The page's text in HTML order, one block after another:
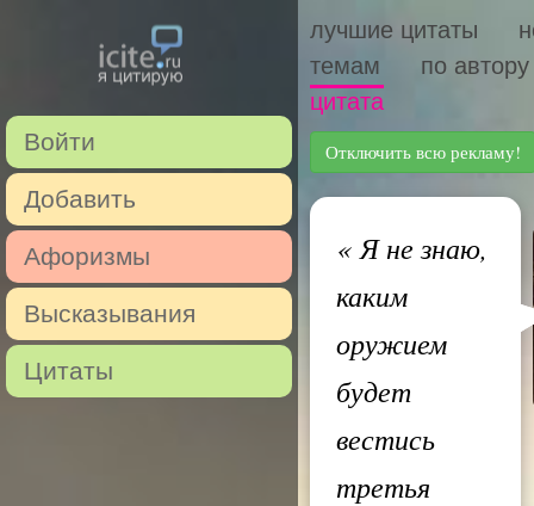
Войти
Добавить
Афоризмы
Высказывания
Цитаты
лучшие цитаты
темам
по автору
цитата
Отключить всю рекламу!
«Я не знаю,
каким
оружием
будет
вестись
третья